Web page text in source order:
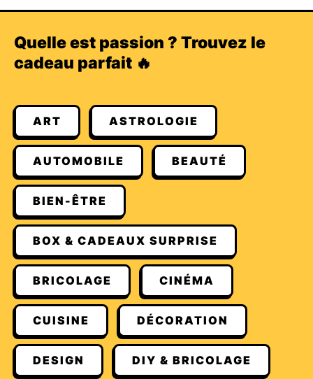
Quelle est passion ? Trouvez le
cadeau parfait 🔥
ART ASTROLOGIE
AUTOMOBILE BEAUTÉ
BIEN-ÊTRE
BOX & CADEAUX SURPRISE
BRICOLAGE CINÉMA
CUISINE DÉCORATION
DESIGN DIY & BRICOLAGE